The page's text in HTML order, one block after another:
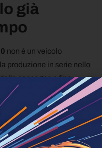
già
non è un veicolo
produzione in serie nello
consegne a fine
le proprie capacità in
test su lunga distanza in
coperto oltre
15.000